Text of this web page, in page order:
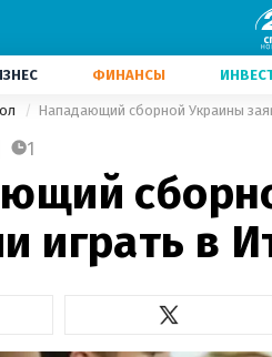
ФИНАНСЫ
Нападающий сборной Украины
1
играть в